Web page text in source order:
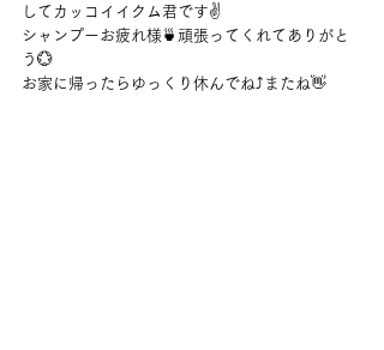
してカッコイイクム君です✌
シャンプーお疲れ様🍵頑張ってくれてありがと
う💮
お家に帰ったらゆっくり休んでね⤴またね👋